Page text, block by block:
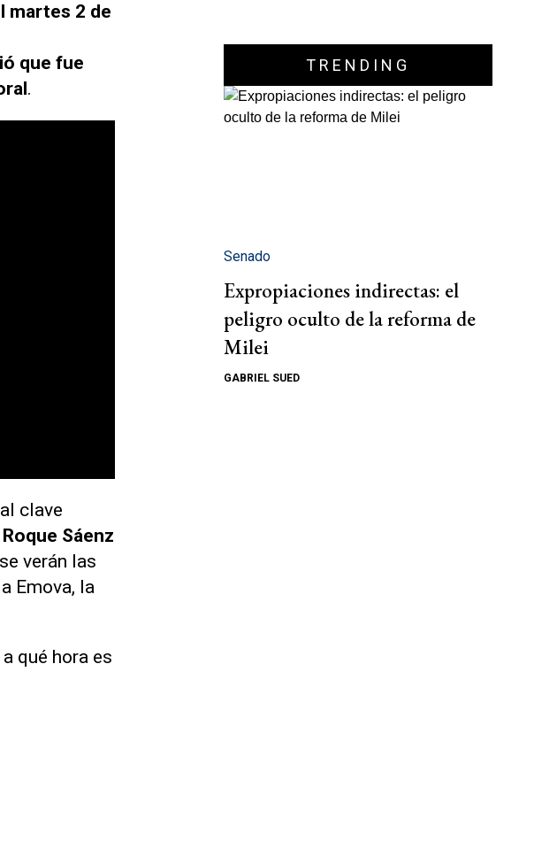
martes 2 de
que fue
.
clave
Sáenz
verán las
Emova, la
TRENDING
Senado
Expropiaciones indirectas: el
peligro oculto de la reforma de
Milei
GABRIEL SUED